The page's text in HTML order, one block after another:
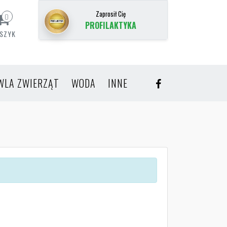
0 Zaprosił Cię
PROFILAKTYKA
ZWIERZĄT WODA INNE